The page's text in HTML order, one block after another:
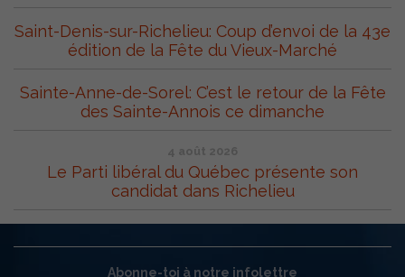
Saint-Denis-sur-Richelieu: Coup d’envoi de la 43e
édition de la Fête du Vieux-Marché
Sainte-Anne-de-Sorel: C’est le retour de la Fête
des Sainte-Annois ce dimanche
4 août 2026
Le Parti libéral du Québec présente son
candidat dans Richelieu
Abonne-toi à notre infolettre